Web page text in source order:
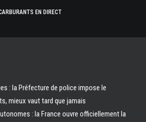
EN DIRECT
: la Préfecture de police impose le
mieux vaut tard que jamais
: la France ouvre officiellement la